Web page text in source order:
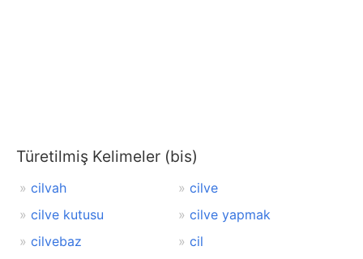
Türetilmiş Kelimeler (bis)
cilvah
cilve
cilve kutusu
cilve yapmak
cilvebaz
cil